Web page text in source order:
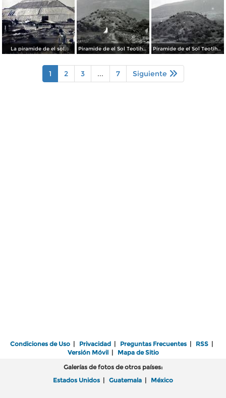
La piramide de el sol. Piramide de el Sol Teotihuacan Edo de Mexico aun cubiertas por la maleza.. Piramide de el Sol Teotihuacan Edo de Mexico aun cubiertas por la maleza..
1 2 3 ... 7 Siguiente
Condiciones de Uso | Privacidad | Preguntas Frecuentes | RSS |
Versión Móvil| Mapa de Sitio
Galerías de fotos de otros países:
Estados Unidos | Guatemala | México